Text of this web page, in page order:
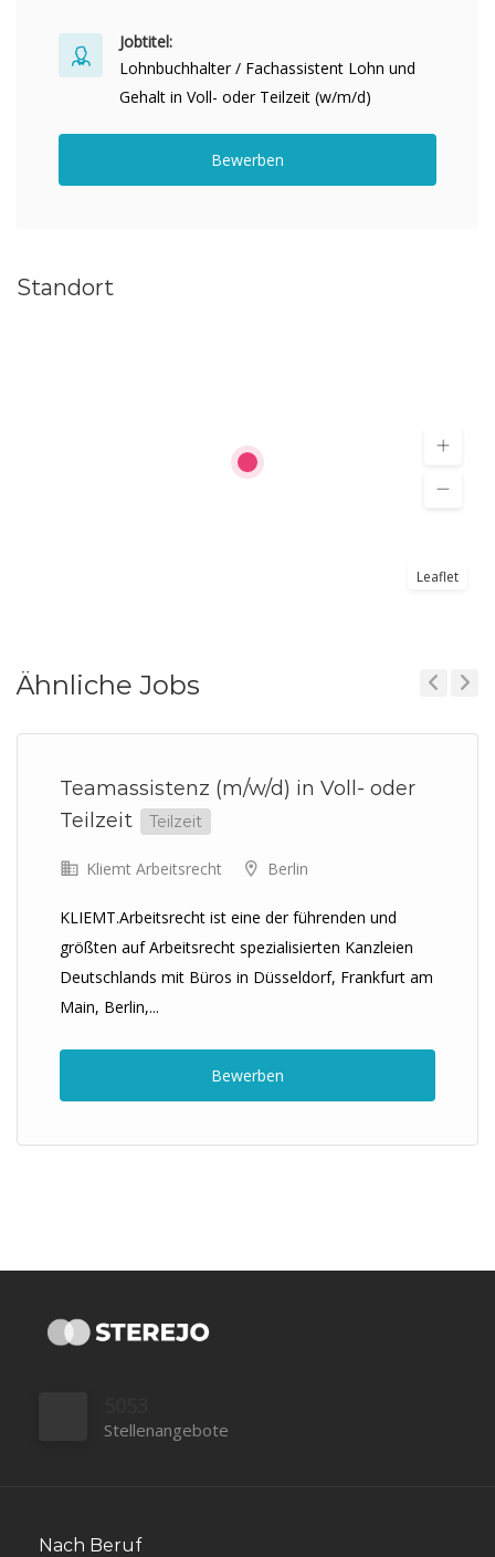
Jobtitel:
Lohnbuchhalter / Fachassistent Lohn und
Gehalt in Voll- oder Teilzeit (w/m/d)
Bewerben
Standort
Leaflet
Ähnliche Jobs
Teamassistenz (m/w/d) in Voll- oder
Teilzeit
Teilzeit
Kliemt Arbeitsrecht Berlin
KLIEMT.Arbeitsrecht ist eine der führenden und
größten auf Arbeitsrecht spezialisierten Kanzleien
Deutschlands mit Büros in Düsseldorf, Frankfurt am
Main, Berlin,...
Bewerben
Stellenangebote
Nach Beruf